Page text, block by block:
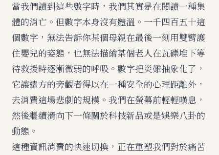
當我們讀到這些數字時，我們其實是在閱讀一種集
體的消亡。但數字本身沒有體溫。一千四百五十這
個數字，無法告訴你某個母親在最後一刻用雙臂護
住嬰兒的姿態，也無法描繪某個老人在瓦礫堆下等
待救援時逐漸微弱的呼吸。數字把災難抽象化了，
它讓遠方的旁觀者得以在一種安全的心理距離外，
去消費這場悲劇的規模。我們在螢幕前輕輕嘆息，
然後繼續滑向下一條關於科技新品或是娛樂八卦的
動態。
這種資訊消費的快速切換，正在重塑我們對於痛苦